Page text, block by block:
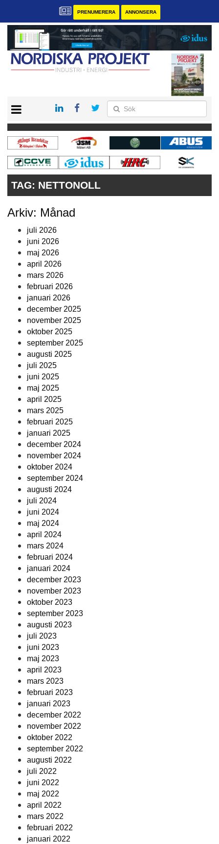
PRENUMERERA ANNONSERA
KONTAKT
VÅRA ANDRA MAGASIN
PRENUMERERA
ANNONSERA
TAG: NETTONOLL
Arkiv: Månad
juli 2026
juni 2026
maj 2026
april 2026
mars 2026
februari 2026
januari 2026
december 2025
november 2025
oktober 2025
september 2025
augusti 2025
juli 2025
juni 2025
maj 2025
april 2025
mars 2025
februari 2025
januari 2025
december 2024
november 2024
oktober 2024
september 2024
augusti 2024
juli 2024
juni 2024
maj 2024
april 2024
mars 2024
februari 2024
januari 2024
december 2023
november 2023
oktober 2023
september 2023
augusti 2023
juli 2023
juni 2023
maj 2023
april 2023
mars 2023
februari 2023
januari 2023
december 2022
november 2022
oktober 2022
september 2022
augusti 2022
juli 2022
juni 2022
maj 2022
april 2022
mars 2022
februari 2022
januari 2022